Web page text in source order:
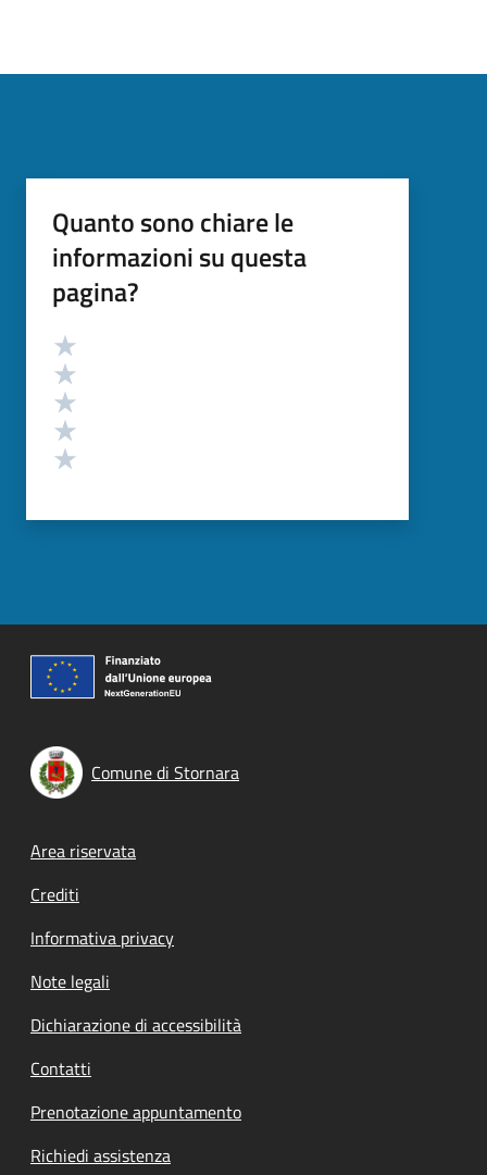
Quanto sono chiare le
informazioni su questa
pagina?
Valutazione
Comune di Stornara
Footer menu
Area riservata
Crediti
Informativa privacy
Note legali
Dichiarazione di accessibilità
Contatti
Prenotazione appuntamento
Richiedi assistenza